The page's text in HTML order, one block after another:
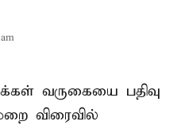
வருகையை பதிவு
விரைவில்